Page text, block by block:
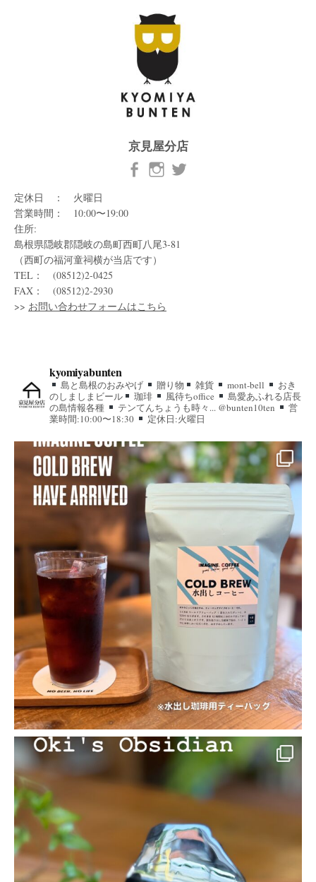
京見屋分店
定休日 ： 火曜日
営業時間： 10:00〜19:00
住所:
島根県隠岐郡隠岐の島町西町八尾3-81
（西町の福河童祠横が当店です）
TEL： (08512)2-0425
FAX： (08512)2-2930
>> お問い合わせフォームはこちら
kyomiyabunten
島と島根のおみやげ 贈り物 雑貨 mont-bell
おき
のしましまビール
珈琲 風待ちoffice
島愛あふれる店長
の島情報各種
テンてんちょうも時々... @bunten10ten
営
業時間:10:00〜18:30
定休日:火曜日